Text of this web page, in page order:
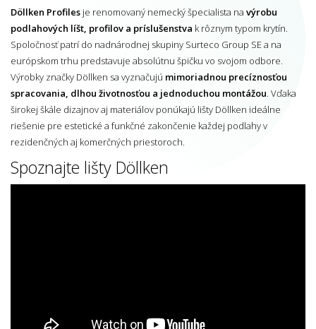
Döllken Profiles je renomovaný nemecký špecialista na výrobu
podlahových líšt, profilov a príslušenstva k rôznym typom krytín.
Spoločnosť patrí do nadnárodnej skupiny Surteco Group SE a na
európskom trhu predstavuje absolútnu špičku vo svojom odbore.
Výrobky značky Döllken sa vyznačujú mimoriadnou precíznosťou
spracovania, dlhou životnosťou a jednoduchou montážou . Vďaka
širokej škále dizajnov aj materiálov ponúkajú lišty Döllken ideálne
riešenie pre estetické a funkčné zakončenie každej podlahy v
rezidenčných aj komerčných priestoroch.
Spoznajte lišty Döllken